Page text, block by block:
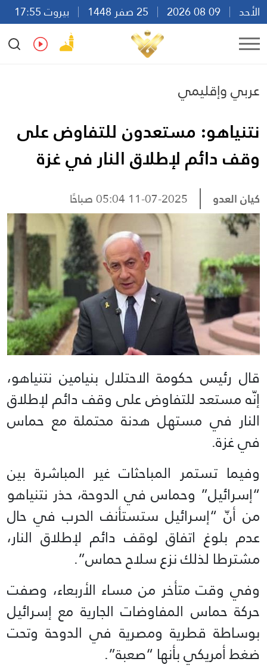
الأحد
بيروت 17:55
Ar
En Fr Es
عربي وإقليمي
نتنياهو: مستعدون للتفاوض على
وقف دائم لإطلاق النار في غزة
كيان العدو 11-07-2025 05:04 صباحًا
قال رئيس حكومة الاحتلال بنيامين نتنياهو،
إنّه مستعد للتفاوض على وقف دائم لإطلاق
النار في مستهل هدنة محتملة مع حماس
في غزة.
وفيما تستمر المباحثات غير المباشرة بين
“إسرائيل” وحماس في الدوحة، حذر نتنياهو
من أنّ “إسرائيل ستستأنف الحرب في حال
عدم بلوغ اتفاق لوقف دائم لإطلاق النار،
مشترطا لذلك نزع سلاح حماس”.
وفي وقت متأخر من مساء الأربعاء، وصفت
حركة حماس المفاوضات الجارية مع إسرائيل
بوساطة قطرية ومصرية في الدوحة وتحت
ضغط أمريكي بأنها “صعبة”.